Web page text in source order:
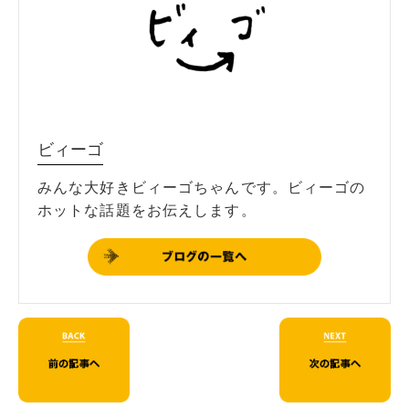
ビィーゴ
みんな大好きビィーゴちゃんです。ビィーゴの
ホットな話題をお伝えします。